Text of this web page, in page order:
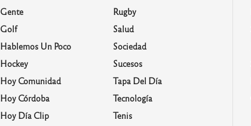
Gente
Golf
Hablemos Un Poco
Hockey
Hoy Comunidad
Hoy Córdoba
Hoy Día Clip
Rugby
Salud
Sociedad
Sucesos
Tapa Del Día
Tecnología
Tenis